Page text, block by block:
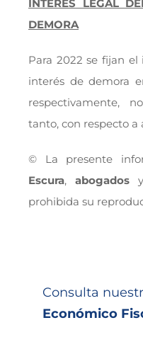
INTERÉS LEGAL
DEMORA
Para 2022 se fijan
interés de demora
respectivamente,
tanto, con respecto a
© La presente
Escura, abogados
prohibida su
Consulta
Económico